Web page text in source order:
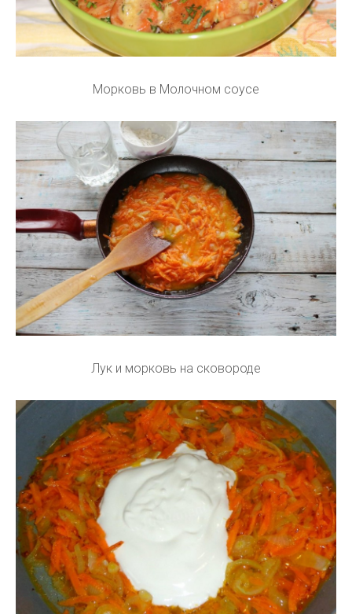
Морковь в Молочном соусе
Лук и морковь на сковороде